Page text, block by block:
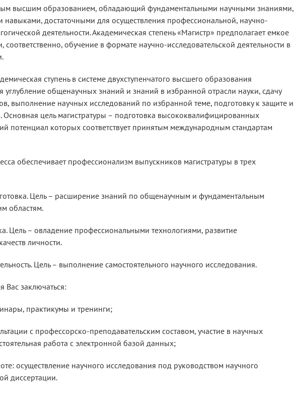
высшим образованием, обладающий фундаментальными научными знаниями,
достаточными для осуществления профессиональной, научно-
деятельности. Академическая степень «Магистр» предполагает емкое
соответственно, обучение в формате научно-исследовательской деятельности в
ступень в системе двухступенчатого высшего образования
углубление общенаучных знаний и знаний в избранной отрасли науки, сдачу
выполнение научных исследований по избранной теме, подготовку к защите и
Основная цель магистратуры – подготовка высококвалифицированных
потенциал которых соответствует принятым международным стандартам
обеспечивает профессионализм выпускников магистратуры в трех
Цель – расширение знаний по общенаучным и фундаментальным
областям.
Цель – овладение профессиональными технологиями, развитие
личности.
Цель – выполнение самостоятельного научного исследования.
Вас заключаться:
практикумы и тренинги;
с профессорско-преподавательским составом, участие в научных
работа с электронной базой данных;
осуществление научного исследования под руководством научного
диссертации.